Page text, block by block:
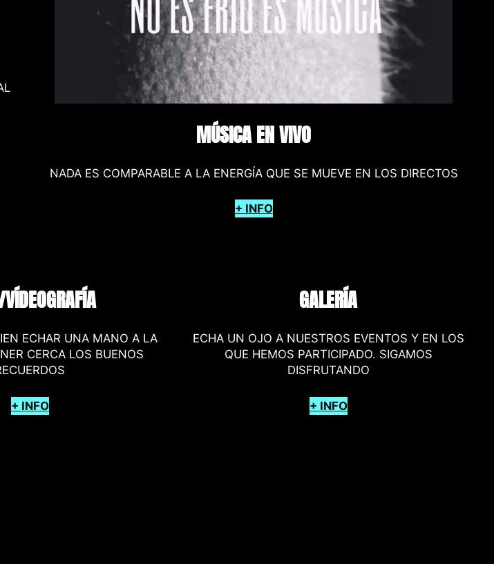
MÚSICA EN VIVO
NADA ES COMPARABLE A LA ENERGÍA QUE SE MUEVE EN LOS DIRECTOS
+ INFO
ECHAR UNA MANO A LA
CERCA LOS BUENOS
+ INFO
GALERÍA
ECHA UN OJO A NUESTROS EVENTOS Y EN LOS
QUE HEMOS PARTICIPADO. SIGAMOS
DISFRUTANDO
+ INFO